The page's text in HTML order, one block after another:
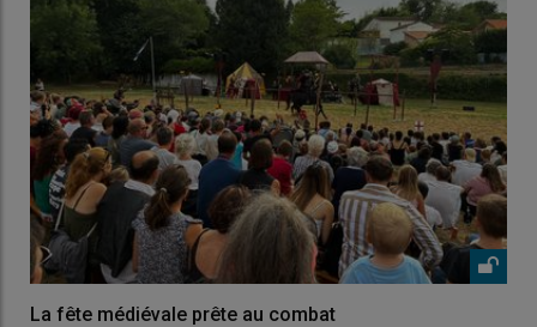
La fête médiévale prête au combat